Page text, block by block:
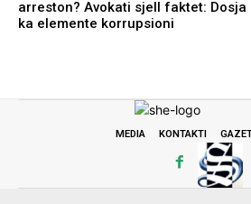
arreston? Avokati sjell faktet: Dosja
ka elemente korrupsioni
MEDIA KONTAKTI